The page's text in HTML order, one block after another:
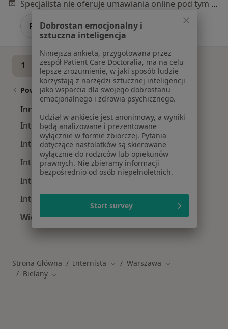
Specjalista nie oferuje umawiania online pod tym adresem.
Poproś o wizytę
1 2 3 4 5 6 7
Powiązane wyszukiwania
Inne dzielnice w Warszawie
Interniści Śródmieście
Interniści Mokotów
Interniści Wola
Interniści Praga-Południe
Interniści Ochota
Więcej (13)
Więcej w kategorii: Inne dzielnice w
Strona Główna Internista Zmień miasto
Warszawa Zmień miasto
Bielany Zmień miasto
Dobrostan emocjonalny i
sztuczna inteligencja
Niniejsza ankieta, przygotowana przez
zespół Patient Care Doctoralia, ma na celu
lepsze zrozumienie, w jaki sposób ludzie
korzystają z narzędzi sztucznej inteligencji
jako wsparcia dla swojego dobrostanu
emocjonalnego i zdrowia psychicznego.
Udział w ankiecie jest anonimowy, a wyniki
będą analizowane i prezentowane
wyłącznie w formie zbiorczej. Pytania
dotyczące nastolatków są skierowane
wyłącznie do rodziców lub opiekunów
prawnych. Nie zbieramy informacji
bezpośrednio od osób niepełnoletnich.
Start survey